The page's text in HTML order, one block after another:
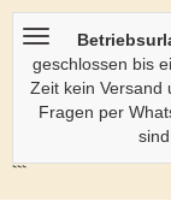
geschlossen bis
Zeit kein Versand
Fragen per
```